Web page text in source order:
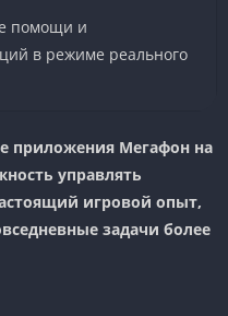
помощи и
в режиме реального
приложения Мегафон на
управлять
игровой опыт,
задачи более